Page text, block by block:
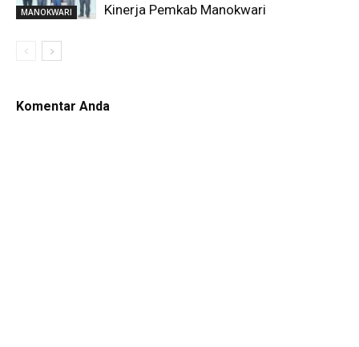
MANOKWARI
Kinerja Pemkab Manokwari
Komentar Anda